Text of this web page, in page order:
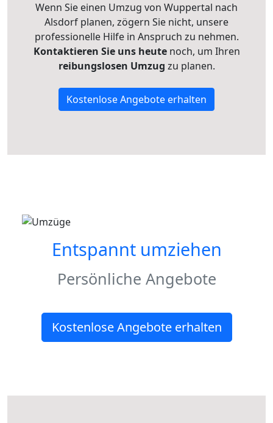
Wenn Sie einen Umzug von Wuppertal nach
Alsdorf planen, zögern Sie nicht, unsere
professionelle Hilfe in Anspruch zu nehmen.
Kontaktieren Sie uns heutenoch, um Ihren
reibungslosen Umzug zu planen.
Kostenlose Angebote erhalten
Entspannt umziehen
Persönliche Angebote
Kostenlose Angebote erhalten